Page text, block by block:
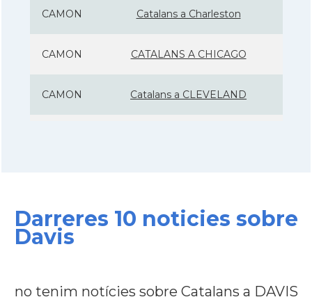
CAMON Catalans a Charleston
CAMON CATALANS A CHICAGO
CAMON Catalans a CLEVELAND
CAMON Catalans a CONNECTICUT
CAMON Catalans a DAVIS
Darreres 10 noticies sobre
Davis
no tenim notícies sobre Catalans a DAVIS